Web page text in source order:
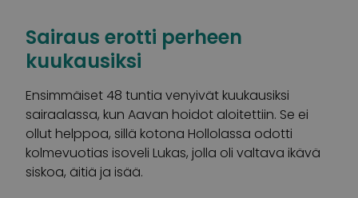
Sairaus erotti perheen
kuukausiksi
Ensimmäiset 48 tuntia venyivät kuukausiksi
sairaalassa, kun Aavan hoidot aloitettiin. Se ei
ollut helppoa, sillä kotona Hollolassa odotti
kolmevuotias isoveli Lukas, jolla oli valtava ikävä
siskoa, äitiä ja isää.